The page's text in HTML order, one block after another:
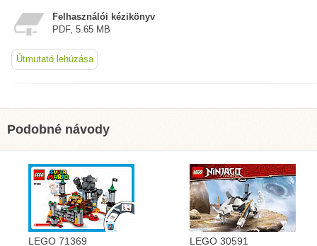
Felhasználói kézikönyv
PDF, 5.65 MB
Útmutató lehúzása
Podobné návody
LEGO 71369 LEGO 30591